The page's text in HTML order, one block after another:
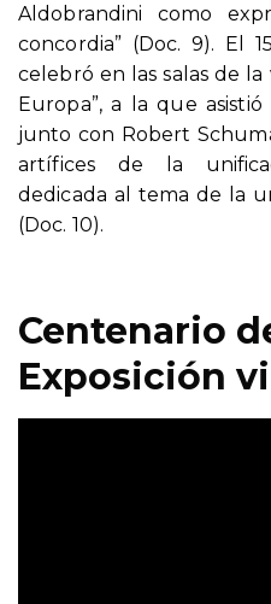
Aldobrandini como
concordia” (Doc. 9). El
celebró en las salas de la
Europa”, a la que
junto con Robert
artífices de la
dedicada al tema de la
(Doc. 10).
Centenario
Exposición